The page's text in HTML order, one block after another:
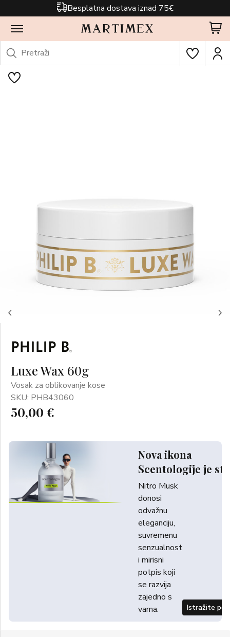
Besplatna dostava iznad 75€
Luxe Wax 60g
Vosak za oblikovanje kose
SKU: PHB43060
50,00 €
Nova ikona
Scentologije je
Nitro Musk
donosi
odvažnu
eleganciju,
suvremenu
senzualnost
i mirisni
potpis koji
se razvija
zajedno s
vama.
Istražite